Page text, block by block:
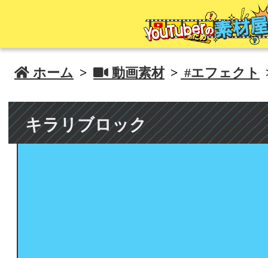
 ホーム >  動画素材 > #エフェクト
キラリブロック